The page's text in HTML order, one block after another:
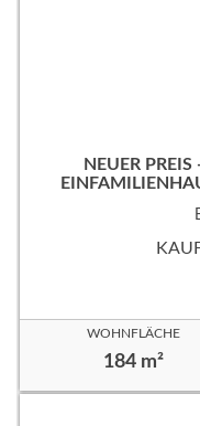
NEUER
WOHNFLÄCHE
184 m²